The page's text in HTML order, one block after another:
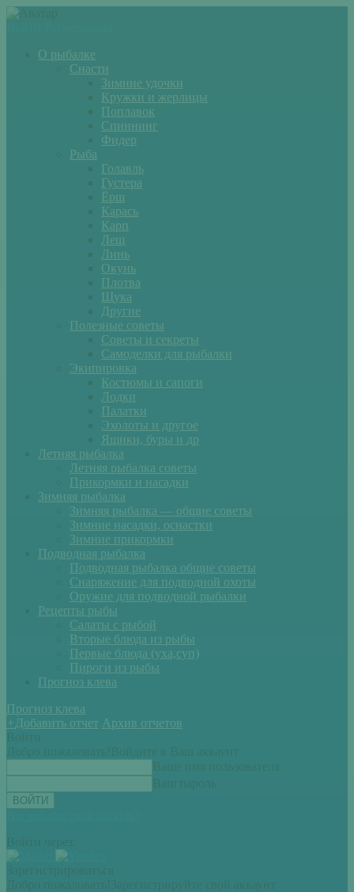
О рыбалке
Снасти
Зимние удочки
Кружки и жерлицы
Поплавок
Спиннинг
Фидер
Рыба
Голавль
Густера
Ёрш
Карась
Карп
Лещ
Линь
Окунь
Плотва
Щука
Другие
Полезные советы
Советы и секреты
Самоделки для рыбалки
Экипировка
Костюмы и сапоги
Лодки
Палатки
Эхолоты и другое
Ящики, буры и др
Летняя рыбалка
Летняя рыбалка советы
Прикормки и насадки
Зимняя рыбалка
Зимняя рыбалка — общие советы
Зимние насадки, оснастки
Зимние прикормки
Подводная рыбалка
Подводная рыбалка общие советы
Снаряжение для подводной охоты
Оружие для подводной рыбалки
Рецепты рыбы
Салаты с рыбой
Вторые блюда из рыбы
Первые блюда (уха,суп)
Пироги из рыбы
Прогноз клева
Прогноз клева
+ Добавить отчет Архив отчетов
Войти
Добро пожаловать! Войдите в Ваш аккаунт
Ваше имя пользователя
Ваш пароль
Войти через:
Зарегистрироваться
Добро пожаловать! Зарегистрируйте свой аккаунт